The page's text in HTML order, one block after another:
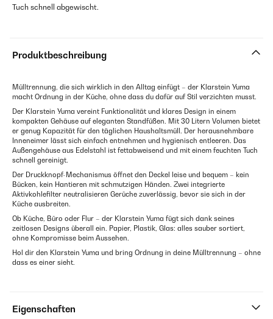
Tuch schnell abgewischt.
Produktbeschreibung
Mülltrennung, die sich wirklich in den Alltag einfügt – der Klarstein Yuma
macht Ordnung in der Küche, ohne dass du dafür auf Stil verzichten musst.
Der Klarstein Yuma vereint Funktionalität und klares Design in einem
kompakten Gehäuse auf eleganten Standfüßen. Mit 30 Litern Volumen bietet
er genug Kapazität für den täglichen Haushaltsmüll. Der herausnehmbare
Inneneimer lässt sich einfach entnehmen und hygienisch entleeren. Das
Außengehäuse aus Edelstahl ist fettabweisend und mit einem feuchten Tuch
schnell gereinigt.
Der Druckknopf-Mechanismus öffnet den Deckel leise und bequem – kein
Bücken, kein Hantieren mit schmutzigen Händen. Zwei integrierte
Aktivkohlefilter neutralisieren Gerüche zuverlässig, bevor sie sich in der
Küche ausbreiten.
Ob Küche, Büro oder Flur – der Klarstein Yuma fügt sich dank seines
zeitlosen Designs überall ein. Papier, Plastik, Glas: alles sauber sortiert,
ohne Kompromisse beim Aussehen.
Hol dir den Klarstein Yuma und bring Ordnung in deine Mülltrennung – ohne
dass es einer sieht.
Eigenschaften